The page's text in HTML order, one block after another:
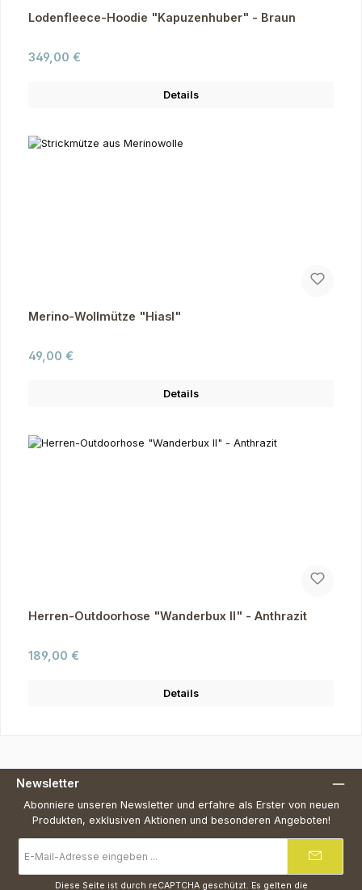
Lodenfleece-Hoodie "Kapuzenhuber" - Braun
Regulärer Preis:
349,00 €
Details
Merino-Wollmütze "Hiasl"
Regulärer Preis:
49,00 €
Details
Herren-Outdoorhose "Wanderbux II" - Anthrazit
Regulärer Preis:
189,00 €
Details
Newsletter
Abonniere unseren Newsletter und erfahre als Erster von neuen
Produkten, exklusiven Aktionen und besonderen Angeboten!
Mail-
Adresse
Diese Seite ist durch reCAPTCHA geschützt. Es gelten die